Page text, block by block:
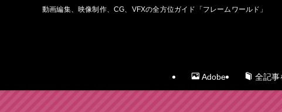
動画編集、映像制作、CG、VFXの全方位ガイド「フレームワールド」
Adobe 全記事